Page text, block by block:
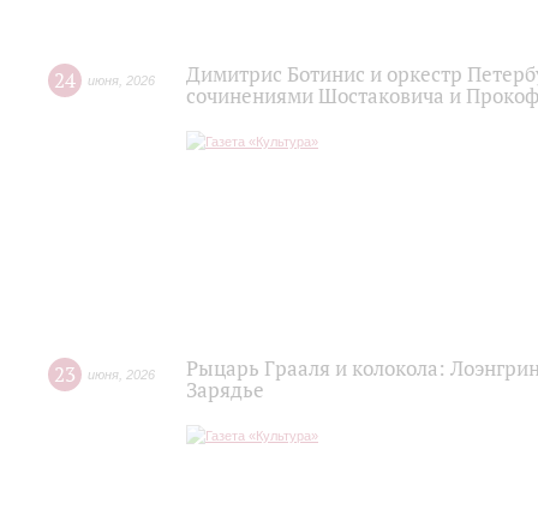
24 июня 2026
Димитрис Ботинис и оркестр
сочинениями Шостаковича и
23 июня 2026
Рыцарь Грааля и колокола:
Зарядье